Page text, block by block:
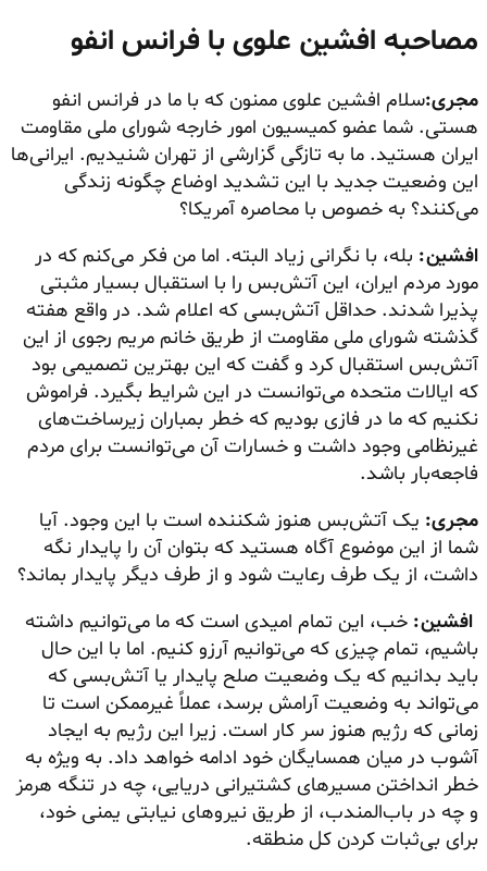
مصاحبه افشین علوی با فرانس انفو
مجری:سلام افشین علوی ممنون که با ما در فرانس انفو
هستی. شما عضو کمیسیون امور خارجه شورای ملی مقاومت
ایران هستید. ما به تازگی گزارشی از تهران شنیدیم. ایرانی‌ها
این وضعیت جدید با این تشدید اوضاع چگونه زندگی
می‌کنند؟ به خصوص با محاصره آمریکا؟
افشین: بله، با نگرانی زیاد البته. اما من فکر می‌کنم که در
مورد مردم ایران، این آتش‌بس را با استقبال بسیار مثبتی
پذیرا شدند. حداقل آتش‌بسی که اعلام شد. در واقع هفته
گذشته شورای ملی مقاومت از طریق خانم مریم رجوی از این
آتش‌بس استقبال کرد و گفت که این بهترین تصمیمی بود
که ایالات متحده می‌توانست در این شرایط بگیرد. فراموش
نکنیم که ما در فازی بودیم که خطر بمباران زیرساخت‌های
غیرنظامی وجود داشت و خسارات آن می‌توانست برای مردم
فاجعه‌بار باشد.
مجری: یک آتش‌بس هنوز شکننده است با این وجود. آیا
شما از این موضوع آگاه هستید که بتوان آن را پایدار نگه
داشت، از یک طرف رعایت شود و از طرف دیگر پایدار بماند؟
افشین: خب، این تمام امیدی است که ما می‌توانیم داشته
باشیم، تمام چیزی که می‌توانیم آرزو کنیم. اما با این حال
باید بدانیم که یک وضعیت صلح پایدار یا آتش‌بسی که
می‌تواند به وضعیت آرامش برسد، عملاً غیرممکن است تا
زمانی که رژیم هنوز سر کار است. زیرا این رژیم به ایجاد
آشوب در میان همسایگان خود ادامه خواهد داد. به ویژه به
خطر انداختن مسیرهای کشتیرانی دریایی، چه در تنگه هرمز
و چه در باب‌المندب، از طریق نیروهای نیابتی یمنی خود،
برای بی‌ثبات کردن کل منطقه.